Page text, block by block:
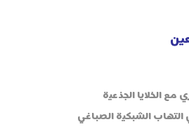
مع الخلايا الجذعية
التهاب الشبكية الصباغي